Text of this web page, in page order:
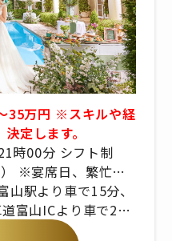
35万円 ※スキルや経
定します。
時00分 シフト制
） ※宴席日、繁忙期
り ※出勤時間、勤務
により異なります
山駅より車で15分、
富山ICより車で20